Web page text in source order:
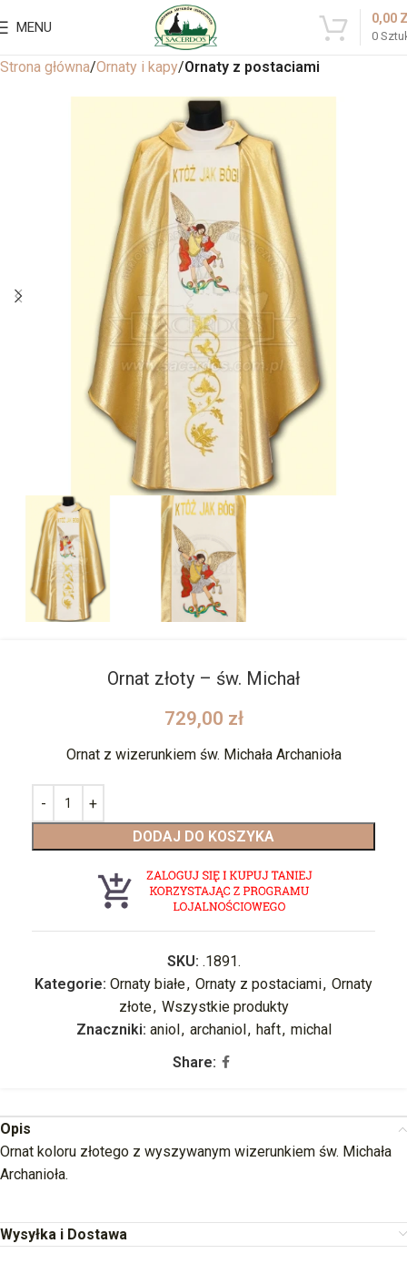
MENU
0
0,00
Strona główna Ornaty i kapy Ornaty z postaciami
Ornat złoty – św. Michał
729,00 zł
Ornat z wizerunkiem św. Michała Archanioła
DODAJ DO KOSZYKA
SKU: .1891.
Kategorie: Ornaty białe, Ornaty z postaciami, Ornaty
złote, Wszystkie produkty
Znaczniki: aniol, archaniol, haft, michal
Share:
Opis
Ornat koloru złotego z wyszywanym wizerunkiem św. Michała
Archanioła.
Wysyłka i Dostawa